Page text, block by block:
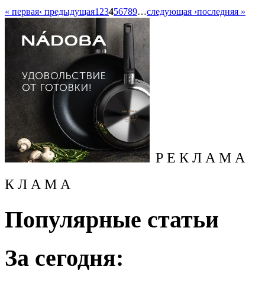
« первая‹ предыдущая1 23456789…следующая ›последняя »
Р Е К Л А М А
К Л А М А
Популярные статьи
За сегодня: